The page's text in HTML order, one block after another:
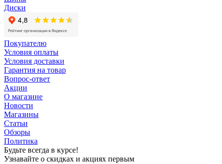
Диски
Покупателю
Условия оплаты
Условия доставки
Гарантия на товар
Вопрос-ответ
Акции
О магазине
Новости
Магазины
Статьи
Обзоры
Политика
Будьте всегда в курсе!
Узнавайте о скидках и акциях первым